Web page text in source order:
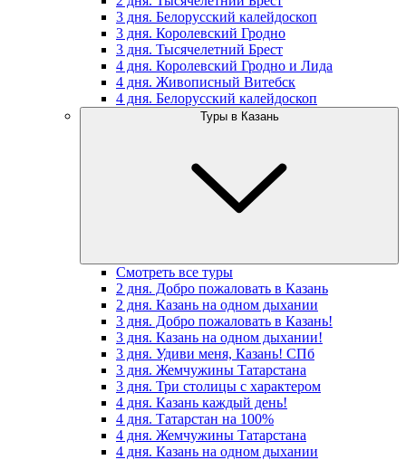
3 дня. Белорусский калейдоскоп
3 дня. Королевский Гродно
3 дня. Тысячелетний Брест
4 дня. Королевский Гродно и Лида
4 дня. Живописный Витебск
4 дня. Белорусский калейдоскоп
Туры в Казань
Смотреть все туры
2 дня. Добро пожаловать в Казань
2 дня. Казань на одном дыхании
3 дня. Добро пожаловать в Казань!
3 дня. Казань на одном дыхании!
3 дня. Удиви меня, Казань! СПб
3 дня. Жемчужины Татарстана
3 дня. Три столицы с характером
4 дня. Казань каждый день!
4 дня. Татарстан на 100%
4 дня. Жемчужины Татарстана
4 дня. Казань на одном дыхании